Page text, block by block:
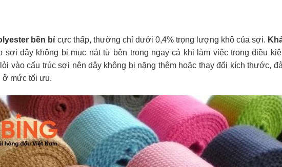
bền bỉ cực thấp, thường chỉ dưới 0,4% trọng lượng khô của sợi.
sợi dây không bị mục nát từ bên trong ngay cả khi làm việc trong điều
vào cấu trúc sợi nên dây không bị nặng thêm hoặc thay đổi kích thước,
ở mức tối ưu.